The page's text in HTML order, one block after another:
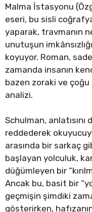
Malma İstasyonu
eseri, bu sisli
yaparak, travmanın
unutuşun
koyuyor. Roman,
zamanda insanın
bazen zoraki ve çoğu
analizi.
Schulman,
reddederek
arasında bir sarkaç
başlayan yolculuk,
düğümleyen bir
Ancak bu, basit bir
geçmişin şimdiki
gösterirken,